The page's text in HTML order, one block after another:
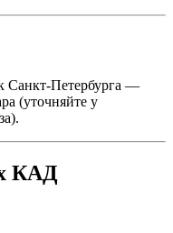
Санкт-Петербурга —
(уточняйте у
КАД